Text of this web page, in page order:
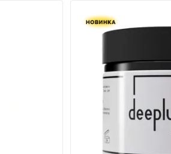
Кожен засіб проходить суворий
містять жодних інгредієнтів
Дерматологічна безпека:Всі
подразнень навіть на найбільш
Точна кислотність:Марка
8.0), що дозволяє підібрати